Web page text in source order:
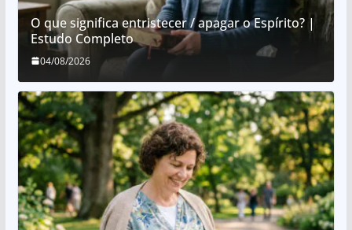
O que significa entristecer / apagar o Espírito? |
Estudo Completo
04/08/2026